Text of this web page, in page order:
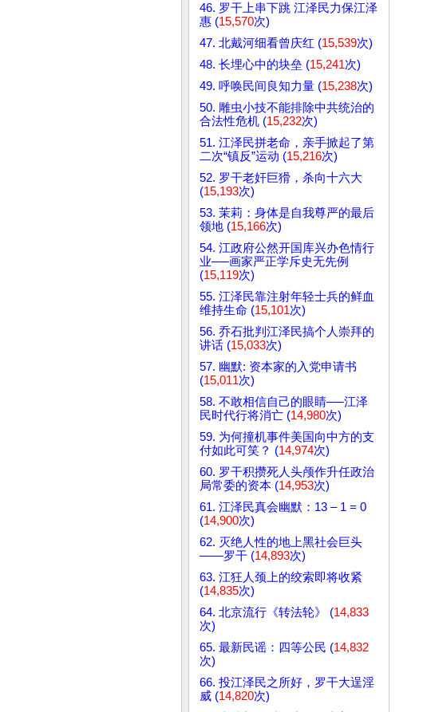
46. 罗干上串下跳 江泽民力保江泽
惠 (15,570次)
47. 北戴河细看曾庆红 (15,539次)
48. 长埋心中的块垒 (15,241次)
49. 呼唤民间良知力量 (15,238次)
50. 雕虫小技不能排除中共统治的
合法性危机 (15,232次)
51. 江泽民拼老命，亲手掀起了第
二次“镇反”运动 (15,216次)
52. 罗干老奸巨猾，杀向十六大
(15,193次)
53. 茉莉：身体是自我尊严的最后
领地 (15,166次)
54. 江政府公然开国库兴办色情行
业──画家严正学斥史无先例
(15,119次)
55. 江泽民靠注射年轻士兵的鲜血
维持生命 (15,101次)
56. 乔石批判江泽民搞个人崇拜的
讲话 (15,033次)
57. 幽默: 资本家的入党申请书
(15,011次)
58. 不敢相信自己的眼睛──江泽
民时代行将消亡 (14,980次)
59. 为何撞机事件美国向中方的支
付如此可笑？ (14,974次)
60. 罗干积攒死人头颅作升任政治
局常委的资本 (14,953次)
61. 江泽民真会幽默：13 – 1 = 0
(14,900次)
62. 灭绝人性的地上黑社会巨头
——罗干 (14,893次)
63. 江狂人颈上的绞索即将收紧
(14,835次)
64. 北京流行《转法轮》 (14,833
次)
65. 最新民谣：四等公民 (14,832
次)
66. 投江泽民之所好，罗干大逞淫
威 (14,820次)